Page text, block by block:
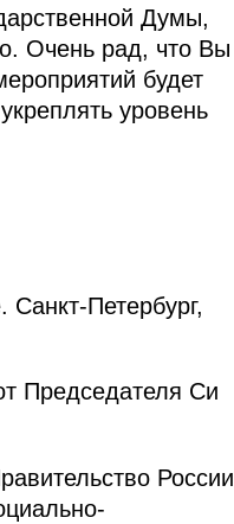
Думы,
Очень рад, что Вы
будет
уровень
Петербург,
Председателя Си
России